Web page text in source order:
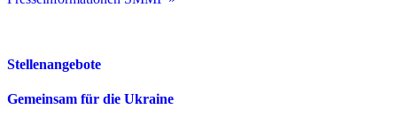
Stellenangebote
Gemeinsam für die Ukraine